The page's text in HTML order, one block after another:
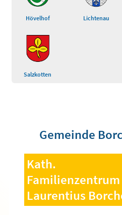
Hövelhof Lichtenau
Salzkotten
Gemeinde
Kath.
Familienzentrum
Laurentius